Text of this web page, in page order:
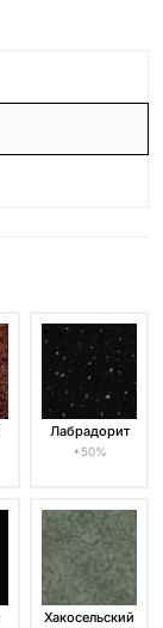
Лабрадорит
+50%
Хакосельский